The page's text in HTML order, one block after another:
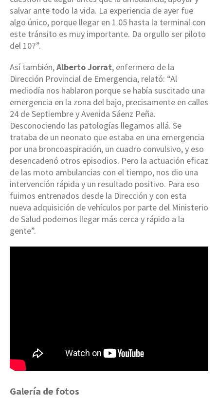
salvar ante todo la vida. La experiencia de ayer fue
algo único, porque llegar en 1.05 hasta la terminal con
este tránsito es muy importante. Da orgullo ser piloto
del 107”.
Así también,Alberto Jorrat, enfermero de la
Dirección Provincial de Emergencia, relató: “Al
mediodía nos hablaron porque se había suscitado una
emergencia en la zona del bajo, precisamente en calles
24 de Septiembre y Avenida Sáenz Peña.
Desconociendo las patologías llegamos allá. Se
trataba de un neonato que estaba en una emergencia
por una broncoaspiración, un cuadro convulsivo, y eso
desencadenó otros episodios. Pero la actuación eficaz
de las moto ambulancias con el tiempo, nos dio una
intervención rápida y un resultado positivo. Para eso
fuimos entrenados desde la Dirección y con esta
nueva adquisición de vehículos por parte del Ministerio
de Salud podemos llegar más cerca y rápido a la
gente”.
Galería de fotos